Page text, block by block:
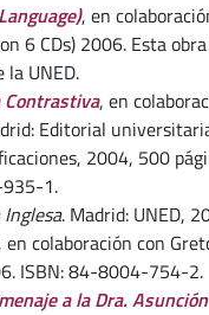
, en
6 CDs) 2006. Esta
UNED.
, en
Editorial
2004, 500
1.
. Madrid: UNED,
en colaboración con
ISBN: 84-8004-754-2.
a la Dra.